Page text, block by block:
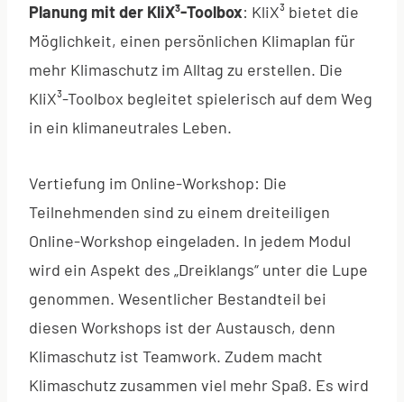
Planung mit der KliX³-Toolbox: KliX³ bietet die
Möglichkeit, einen persönlichen Klimaplan für
mehr Klimaschutz im Alltag zu erstellen. Die
KliX³-Toolbox begleitet spielerisch auf dem Weg
in ein klimaneutrales Leben.
Vertiefung im Online-Workshop: Die
Teilnehmenden sind zu einem dreiteiligen
Online-Workshop eingeladen. In jedem Modul
wird ein Aspekt des „Dreiklangs“ unter die Lupe
genommen. Wesentlicher Bestandteil bei
diesen Workshops ist der Austausch, denn
Klimaschutz ist Teamwork. Zudem macht
Klimaschutz zusammen viel mehr Spaß. Es wird